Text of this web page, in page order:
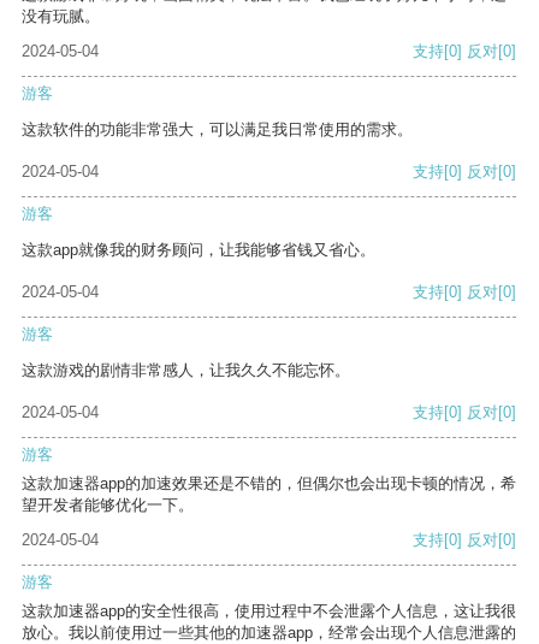
没有玩腻。
2024-05-04
支持[0] 反对[0]
游客
这款软件的功能非常强大，可以满足我日常使用的需求。
2024-05-04 支持[0] 反对[0]
游客
这款app就像我的财务顾问，让我能够省钱又省心。
2024-05-04 支持[0] 反对[0]
游客
这款游戏的剧情非常感人，让我久久不能忘怀。
2024-05-04 支持[0] 反对[0]
游客
这款加速器app的加速效果还是不错的，但偶尔也会出现卡顿的情况，希
望开发者能够优化一下。
2024-05-04
支持[0] 反对[0]
游客
这款加速器app的安全性很高，使用过程中不会泄露个人信息，这让我很
放心。我以前使用过一些其他的加速器app，经常会出现个人信息泄露的